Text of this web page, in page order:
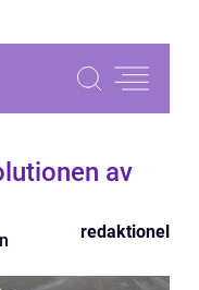
av
redaktionel